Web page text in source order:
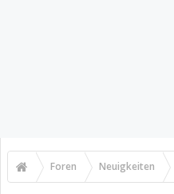
Foren Neuigkeiten